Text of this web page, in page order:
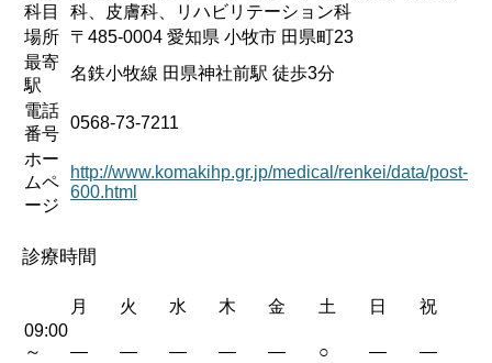
科目
科、皮膚科、リハビリテーション科
場所
〒485-0004 愛知県 小牧市 田県町23
最寄
駅
名鉄小牧線 田県神社前駅 徒歩3分
電話
番号
0568-73-7211
ホー
ムペ
ージ
http://www.komakihp.gr.jp/medical/renkei/data/post-
600.html
診療時間
月 火 水 木 金 土 日
祝
09:00
～
— — — — — ○ — —